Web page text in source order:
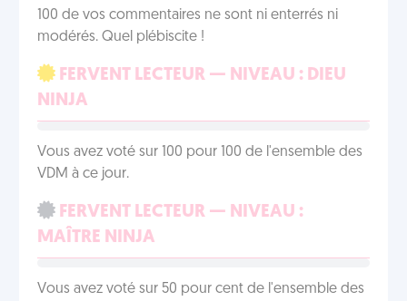
100 de vos commentaires ne sont ni enterrés ni
modérés. Quel plébiscite !
FERVENT LECTEUR — NIVEAU : DIEU
NINJA
Vous avez voté sur 100 pour 100 de l'ensemble des
VDM à ce jour.
FERVENT LECTEUR — NIVEAU :
MAÎTRE NINJA
Vous avez voté sur 50 pour cent de l'ensemble des